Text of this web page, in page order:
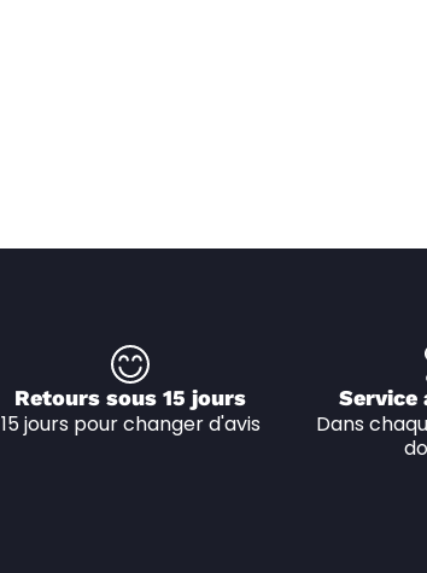
Retours sous 15 jours
15 jours pour changer d'avis
Service
Dans